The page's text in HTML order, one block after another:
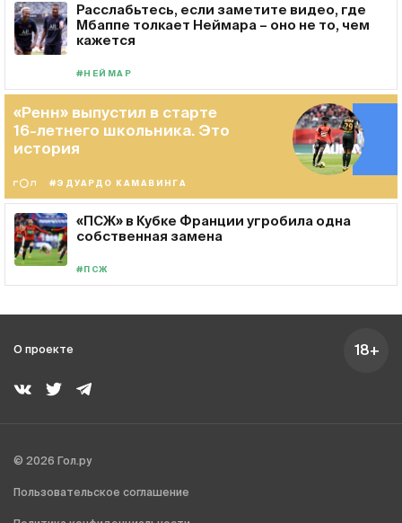
Расслабьтесь, если заметите видео, где
Мбаппе толкает Неймара – оно не то, чем
кажется
#НЕЙМАР
«Ренн» выпустил в старте
16-летнего школьника. Это
история
#ЭДУАРДО КАМАВИНГА
«ПСЖ» в Кубке Франции угробила одна
собственная замена
#ПСЖ
О проекте 18+
© 2026 Гол.ру
Пользовательское соглашение